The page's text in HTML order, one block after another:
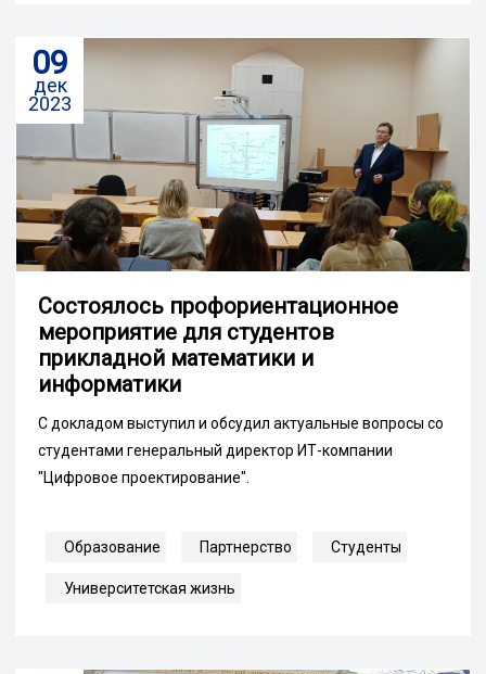
09
дек
2023
Состоялось профориентационное
мероприятие для студентов
прикладной математики и
информатики
C докладом выступил и обсудил актуальные вопросы со
студентами генеральный директор ИТ-компании
"Цифровое проектирование".
Образование Партнерство Студенты
Университетская жизнь